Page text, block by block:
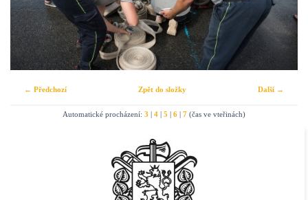
← Předchozí Další →
Zpět do složky
Automatické procházení: 3 | 4 | 5 | 6 | 7 (čas ve vteřinách)